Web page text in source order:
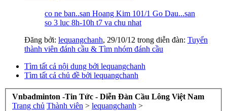
co ne ban..san Hoang Kim 101/1 Go Dau...san
so 3 luc 8h-10h t7 va chu nhat
Đăng bởi: lequangchanh, 29/10/12 trong diễn đàn: Tuyển
thành viên đánh cầu & Tìm nhóm đánh cầu
Tìm tất cả nội dung bởi lequangchanh
Tìm tất cả chủ đề bởi lequangchanh
Vnbadminton -Tin Tức - Diễn Đàn Cầu Lông Việt Nam
Trang chủ Thành viên > lequangchanh >